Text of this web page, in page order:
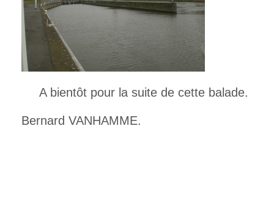
A bientôt pour la suite de cette balade.
Bernard VANHAMME.